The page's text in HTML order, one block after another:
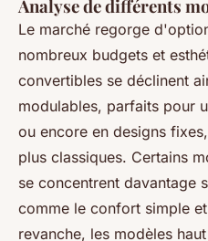
Analyse de différents
Le marché regorge
nombreux budgets et
convertibles se déclinent
modulables, parfaits pour
ou encore en designs
plus classiques. Certains
se concentrent davantage
comme le confort simple
revanche, les modèles